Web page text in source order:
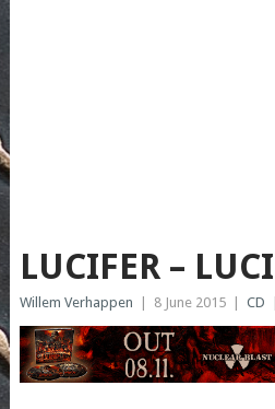
LUCIFER –
Willem Verhappen 8 June 2015 CD